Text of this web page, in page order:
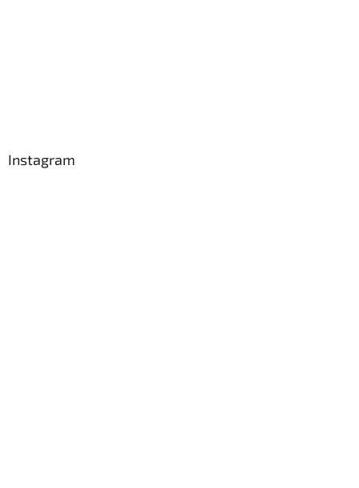
Instagram